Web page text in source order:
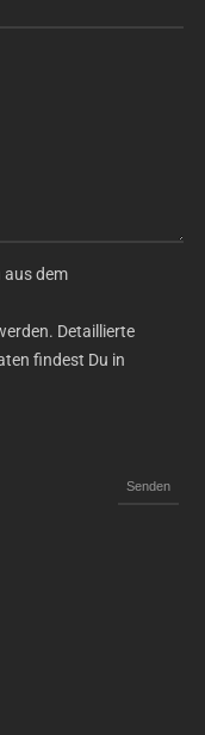
aus dem
Detaillierte
findest Du in